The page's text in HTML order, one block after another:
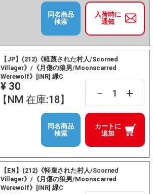
入荷時に
通知
同名商品
検索
【JP】(212)《軽蔑された村人/Scorned
Villager》/《月傷の狼男/Moonscarred
Werewolf》[INR] 緑C
¥ 30
【NM 在庫:18】
－ +
カートに
追加
同名商品
検索
【EN】(212)《軽蔑された村人/Scorned
Villager》/《月傷の狼男/Moonscarred
Werewolf》[INR] 緑C